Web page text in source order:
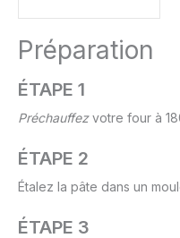
Préparation
ÉTAPE 1
Préchauffezvotre four à
ÉTAPE 2
Étalez la pâte dans un
ÉTAPE 3